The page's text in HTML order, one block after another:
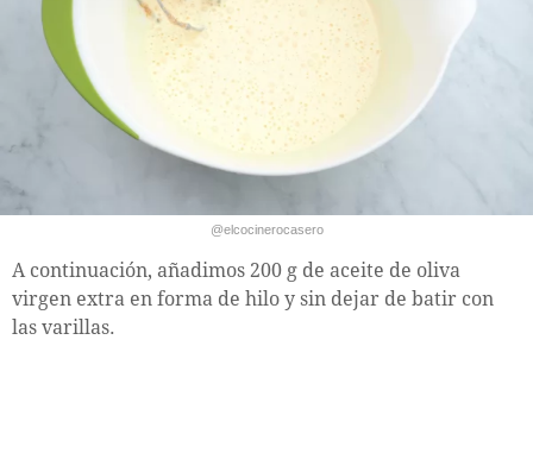
@elcocinerocasero
A continuación, añadimos 200 g de aceite de oliva
virgen extra en forma de hilo y sin dejar de batir con
las varillas.